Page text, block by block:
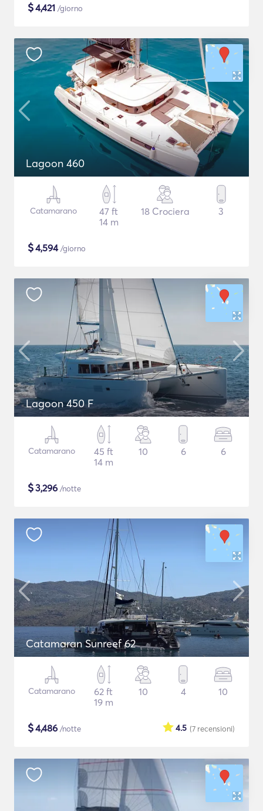
$4,421 /giorno
Lagoon 460
Catamarano
47 ft
14 m
18 Crociera 3
$4,594/giorno
Lagoon 450 F
Catamarano
45 ft
14 m
10 6 6
$3,296 /notte
Catamaran Sunreef 62
Catamarano
62 ft
19 m
10 4 10
$4,486 /notte (7 recensioni)
4.5